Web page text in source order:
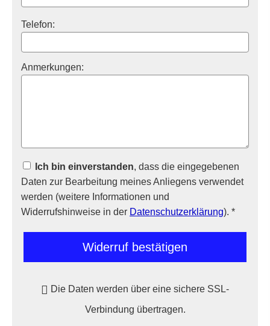
Telefon:
Anmerkungen:
Ich bin einverstanden, dass die eingegebenen
Daten zur Bearbeitung meines Anliegens verwendet
werden (weitere Informationen und
Widerrufshinweise in der Datenschutzerklärung). *
Widerruf bestätigen
Die Daten werden über eine sichere SSL-
Verbindung übertragen.